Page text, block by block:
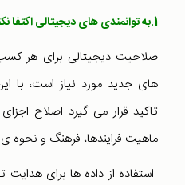
1.به توانمندی های دیجیتالی اکتفا نکنید:
صلاحیت دیجیتالی برای هر
های جدید مورد نیاز است، با
تاکید قرار می گیرد اصلاح
ماهیت فرایندها، فرهنگ و
استفاده از داده ها برای هدایت